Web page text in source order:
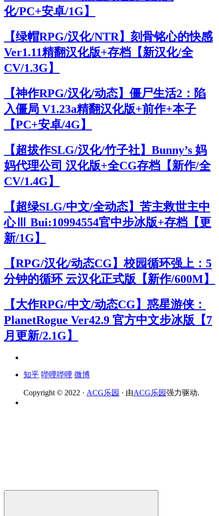
化/PC+安卓/1G】
【绿帽RPG/汉化/NTR】刻骨铭心的快感
Ver1.11精翻汉化版+存档【新汉化/全
CV/1.3G】
【神作RPG/汉化/动态】僵尸生活2：陷
入僵局 V1.23a精翻汉化版+前作+本子
【PC+安卓/4G】
【超拔作SLG/汉化/竹子社】Bunny’s 妈
妈代理公司 汉化版+全CG存档【新作/全
CV/1.4G】
【超绿SLG/中文/全动态】苦主救世主中
心Ⅲ Bui:10994554官中步冰版+存档【更
新/1G】
【RPG/汉化/动态CG】校园循环强上：5
分钟的循环 云汉化正式版【新作/600M】
【大作RPG/中文/动态CG】惑星游侠：
PlanetRogue Ver42.9 官方中文步冰版【7
月更新/2.1G】
知乎 哔哩哔哩 微博
Copyright © 2022 · ACG乐园 · 由ACG乐园强力驱动.